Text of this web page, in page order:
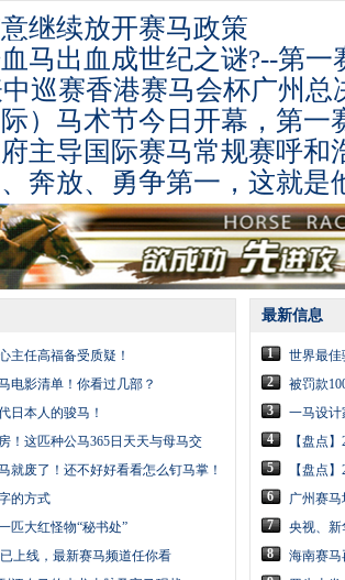
继续放开赛马政策
马出血成世纪之谜?--第一
巡赛香港赛马会杯广州总
）马术节今日开幕，第一
府主导国际赛马常规赛呼
奔放、勇争第一，这就是
主任高福备受质疑！
电影清单！你看过几部？
日本人的骏马！
！这匹种公马365日天天与母马交
就废了！还不好好看看怎么钉马掌！
的方式
匹大红怪物“秘书处”
上线，最新赛马频道任你看
最新信息
1
世界最佳
2
被罚款
3
一马设计
4
【盘点
5
【盘点
6
广州赛马
7
央视、新
8
海南赛马